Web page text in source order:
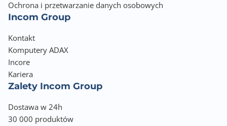
Ochrona i przetwarzanie danych osobowych
Incom Group
Kontakt
Komputery ADAX
Incore
Kariera
Zalety Incom Group
Dostawa w 24h
30 000 produktów